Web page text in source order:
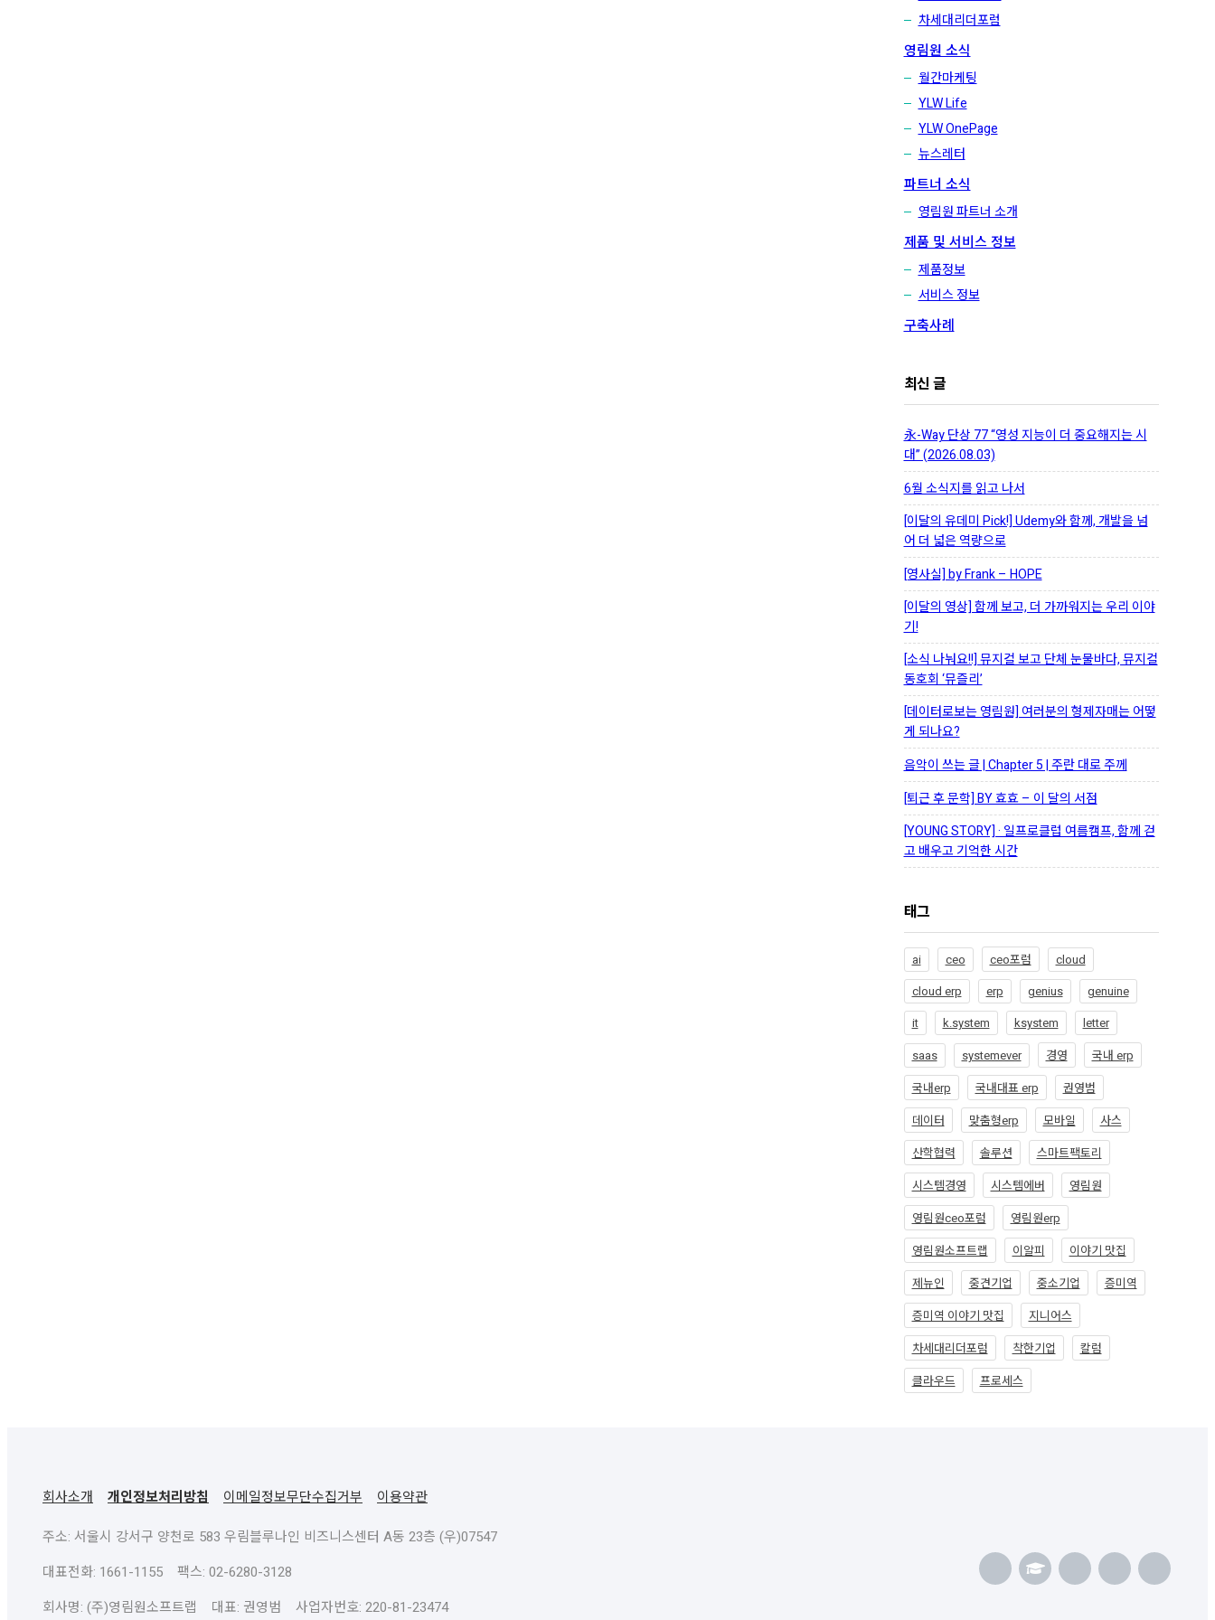
차세대리더포럼
영림원 소식
월간마케팅
YLW Life
YLW OnePage
뉴스레터
파트너 소식
영림원 파트너 소개
제품 및 서비스 정보
제품정보
서비스 정보
구축사례
최신 글
永-Way 단상 77 “영성 지능이 더 중요해지는 시
대” (2026.08.03)
6월 소식지를 읽고 나서
[이달의 유데미 Pick!] Udemy와 함께, 개발을 넘
어 더 넓은 역량으로
[영사실] by Frank – HOPE
[이달의 영상] 함께 보고, 더 가까워지는 우리 이야
기!
[소식 나눠요!!] 뮤지컬 보고 단체 눈물바다, 뮤지컬
동호회 ‘뮤즐리’
[데이터로보는 영림원] 여러분의 형제자매는 어떻
게 되나요?
음악이 쓰는 글 | Chapter 5 | 주란 대로 주께
[퇴근 후 문학] BY 효효 – 이 달의 서점
[YOUNG STORY] · 일프로클럽 여름캠프, 함께 걷
고 배우고 기억한 시간
태그
ai ceo ceo포럼
cloud
cloud erp
erp genius
genuine
it
k.system ksystem
letter
saas
systemever 경영
국내 erp
국내erp
국내대표 erp
권영범
데이터
맞춤형erp 모바일
사스
산학협력
솔루션
스마트팩토리
시스템경영
시스템에버
영림원
영림원ceo포럼
영림원erp
영림원소프트랩
이알피
이야기 맛집
제뉴인
중견기업 중소기업
증미역
증미역 이야기 맛집
지니어스
차세대리더포럼
착한기업
칼럼
클라우드
프로세스
회사소개 개인정보처리방침 이메일정보무단수집거부
이용약관
주소: 서울시 강서구 양천로 583 우림블루나인 비즈니스센터 A동 23층 (우)07547
대표전화: 1661-1155 팩스: 02-6280-3128
회사명: (주)영림원소프트랩 대표: 권영범 사업자번호: 220-81-23474